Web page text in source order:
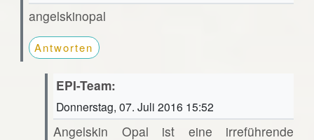
angelskinopal
Antworten
EPI-Team:
Donnerstag, 07. Juli 2016 15:52
Angelskin Opal ist eine irreführende